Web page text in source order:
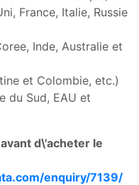
France, Italie, Russie
Inde, Australie et
et Colombie, etc.)
du Sud, EAU et
d\'acheter le
enquiry/7139/